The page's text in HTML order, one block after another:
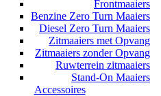
Frontmaaiers
Benzine Zero Turn Maaiers
Diesel Zero Turn Maaiers
Zitmaaiers met Opvang
Zitmaaiers zonder Opvang
Ruwterrein zitmaaiers
Stand-On Maaiers
Accessoires